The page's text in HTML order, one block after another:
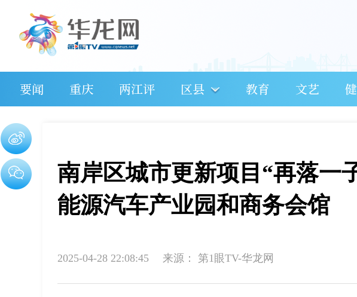
要闻 重庆 两江评 区县 教育 文艺
南岸区城市更新项目“再落一
能源汽车产业园和商务会馆
2025-04-28 22:08:45 来源： 第1眼TV-华龙网